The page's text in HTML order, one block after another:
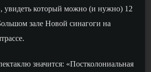
увидеть который можно (и нужно) 12
зале Новой синагоги на
значится: «Постколониальная